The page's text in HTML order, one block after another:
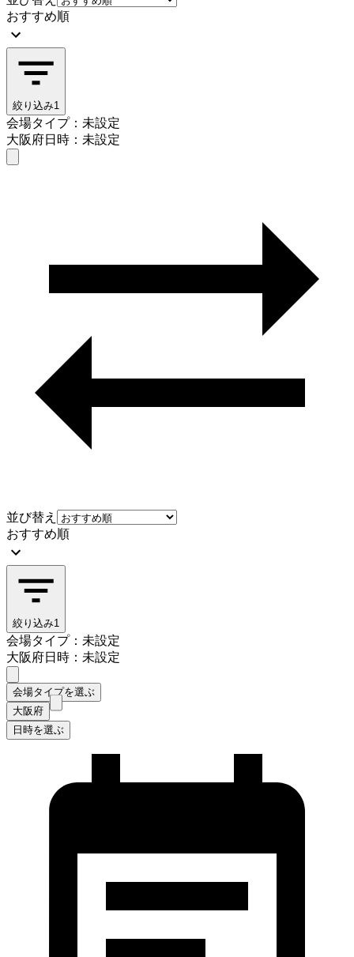
おすすめ順
絞り込み1
会場タイプ：未設定
大阪府日時：未設定
並び替え
おすすめ順
絞り込み1
会場タイプ：未設定
大阪府日時：未設定
会場タイプを選ぶ
大阪府
日時を選ぶ